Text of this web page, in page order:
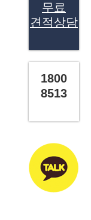
무료
견적상담
1800
8513